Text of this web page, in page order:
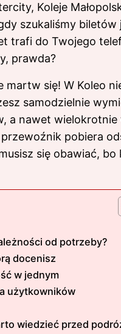
Koleje
szukaliśmy biletów
trafi do Twojego
prawda?
martw się! W Koleo
samodzielnie
a nawet wielokrotnie
pobiera
się obawiać,
od potrzeby?
docenisz
w jednym
użytkowników
wiedzieć przed